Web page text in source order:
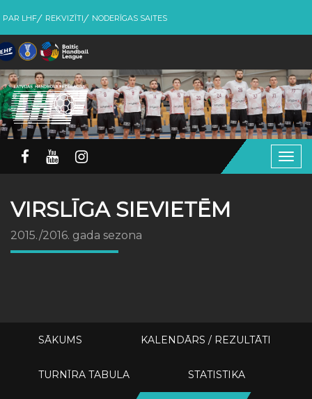
PAR LHF REKVIZĪTI NODERĪGAS SAITES
VIRSLĪGA SIEVIETĒM
2015./2016. gada sezona
SĀKUMS KALENDĀRS / REZULTĀTI
TURNĪRA TABULA STATISTIKA